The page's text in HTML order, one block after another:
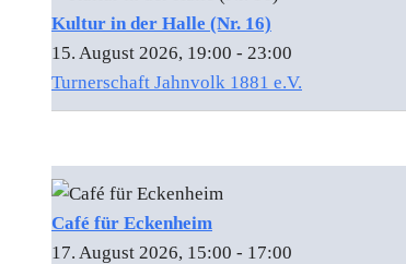
Kultur in der Halle (Nr. 16)
15. August 2026, 19:00 - 23:00
Turnerschaft Jahnvolk 1881 e.V.
Café für Eckenheim
17. August 2026, 15:00 - 17:00